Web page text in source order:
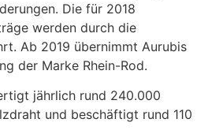
Die für 2018
werden durch die
Ab 2019 übernimmt Aurubis
der Marke Rhein-Rod.
jährlich rund 240.000
und beschäftigt rund 110